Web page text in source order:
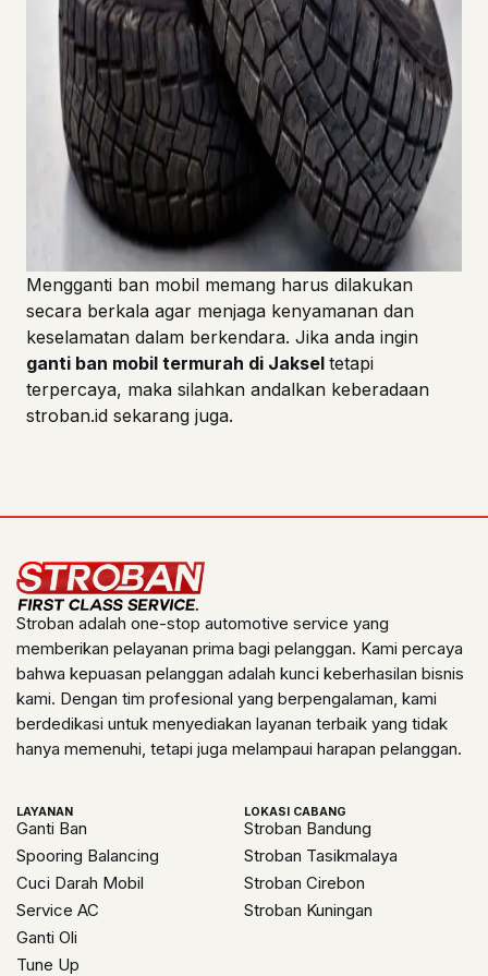
Mengganti ban mobil memang harus dilakukan
secara berkala agar menjaga kenyamanan dan
keselamatan dalam berkendara. Jika anda ingin
ganti ban mobil termurah di Jaksel tetapi
terpercaya, maka silahkan andalkan keberadaan
stroban.id sekarang juga.
Stroban adalah one-stop automotive service yang
memberikan pelayanan prima bagi pelanggan. Kami percaya
bahwa kepuasan pelanggan adalah kunci keberhasilan bisnis
kami. Dengan tim profesional yang berpengalaman, kami
berdedikasi untuk menyediakan layanan terbaik yang tidak
hanya memenuhi, tetapi juga melampaui harapan pelanggan.
LAYANAN
Ganti Ban
Spooring Balancing
Cuci Darah Mobil
Service AC
Ganti Oli
Tune Up
LOKASI CABANG
Stroban Bandung
Stroban Tasikmalaya
Stroban Cirebon
Stroban Kuningan